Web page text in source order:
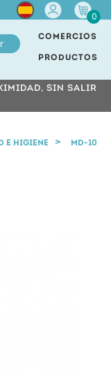
Cuenta
0
COMERCIOS
PRODUCTOS
SIN SALIR
E HIGIENE MD-10